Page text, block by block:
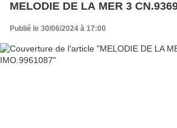
Publié le 30/06/2024 à 17:00